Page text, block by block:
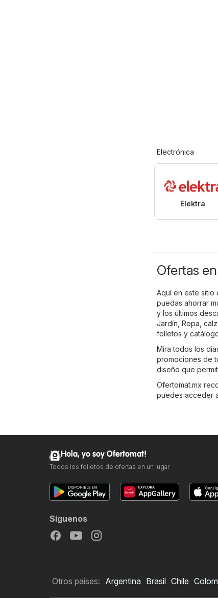
Electrónica
Elektra
Ofertas
Aquí en este sitio
puedas ahorrar
y los últimos
Jardín Ropa,
folletos y
Mira todos los
promociones de
diseño que
Ofertomat.mx
puedes acceder
Hola, yo soy Ofertomat!
Todos los folletos de ofertas en un lugar
Síguenos
Otros países: Argentina Brasil Chile